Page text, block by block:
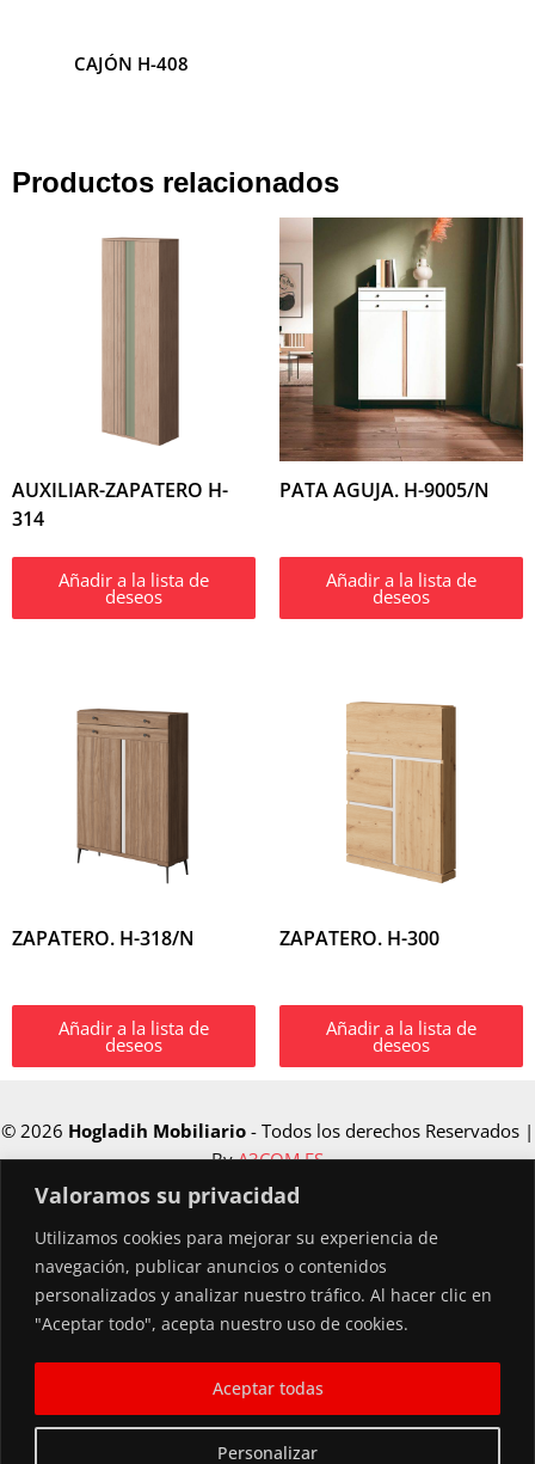
Valoramos su privacidad
Utilizamos cookies para mejorar su experiencia de
navegación, publicar anuncios o contenidos
personalizados y analizar nuestro tráfico. Al hacer clic en
"Aceptar todo", acepta nuestro uso de cookies.
Personalizar
Aceptar todas
CAJÓN H-408
Productos relacionados
AUXILIAR-ZAPATERO H-
314
Añadir a la lista de
deseos
PATA AGUJA. H-9005/N
Añadir a la lista de
deseos
ZAPATERO. H-318/N
Añadir a la lista de
deseos
ZAPATERO. H-300
Añadir a la lista de
deseos
© 2026 Hogladih Mobiliario - Todos los derechos Reservados |
ByA3COM.ES
Financiado por la Unión Europea –
NextGenerationEU